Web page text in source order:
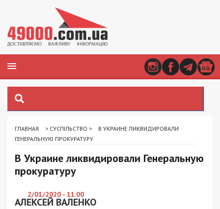
ГЛАВНАЯ > СУСПІЛЬСТВО >
В УКРАИНЕ ЛИКВИДИРОВАЛИ
ГЕНЕРАЛЬНУЮ ПРОКУРАТУРУ
В Украине ликвидировали Генеральную
прокуратуру
2/01/2020 - 11:00
АЛЕКСЕЙ ВАЛЕНКО